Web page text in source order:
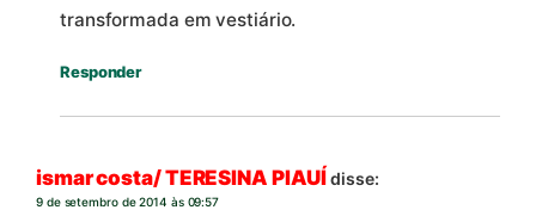
transformada em vestiário.
Responder
ismar costa/ TERESINA PIAUÍdisse:
9 de setembro de 2014 às 09:57